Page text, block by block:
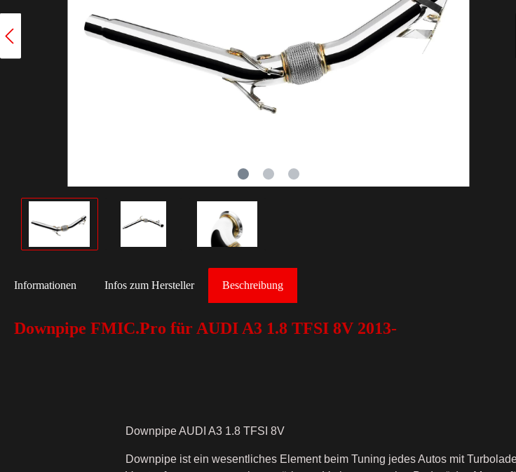
Beschreibung
Informationen Infos zum Hersteller
Downpipe FMIC.Pro für AUDI A3 1.8 TFSI 8V 2013-
Downpipe AUDI A3 1.8 TFSI 8V
Downpipe ist ein wesentliches Element beim Tuning jedes Autos mit